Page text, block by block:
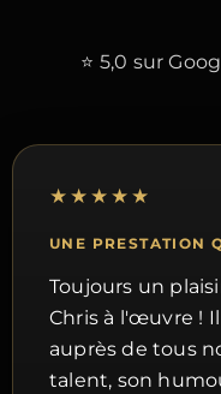
⭐ 5,0 sur
★★★★★
UNE PRESTATION
Toujours un
Chris à l'œuvre !
auprès de tous
talent, son